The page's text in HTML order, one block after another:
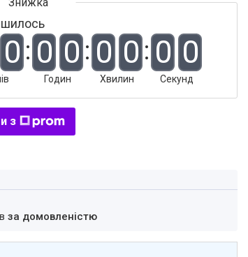
0 0 0
Годин
0 0
Хвилин
0 0
Секунд
з
за домовленістю